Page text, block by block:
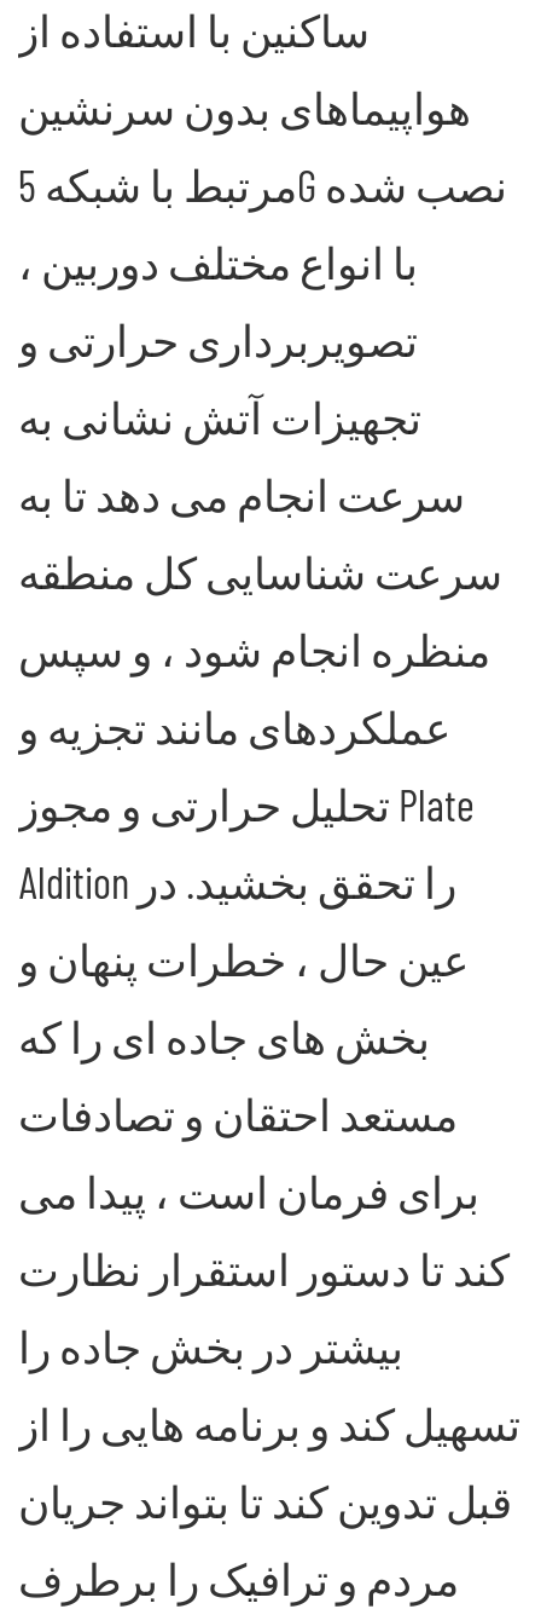
ساکنین با استفاده از
هواپیماهای بدون سرنشین
مرتبط با شبکه 5G نصب شده
با انواع مختلف دوربین ،
تصویربرداری حرارتی و
تجهیزات آتش نشانی به
سرعت انجام می دهد تا به
سرعت شناسایی کل منطقه
منظره انجام شود ، و سپس
عملکردهای مانند تجزیه و
تحلیل حرارتی و مجوز Plate
Aldition را تحقق بخشید. در
عین حال ، خطرات پنهان و
بخش های جاده ای را که
مستعد احتقان و تصادفات
برای فرمان است ، پیدا می
کند تا دستور استقرار نظارت
بیشتر در بخش جاده را
تسهیل کند و برنامه هایی را از
قبل تدوین کند تا بتواند جریان
مردم و ترافیک را برطرف